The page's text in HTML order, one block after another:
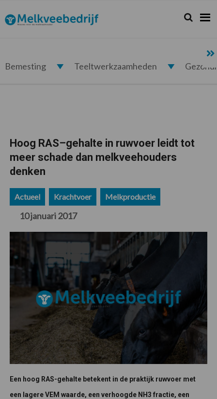
de
hoofdnavigatie
de
hoofd
de
eerste
de
voettekst
Melkveebedrijf.nl Zoeken...
Zoek
Bemesting Teeltwerkzaamheden
Hoog RAS–gehalte in ruwvoer leidt tot
meer schade dan melkveehouders
denken
Actueel Krachtvoer Melkproductie
10 januari 2017
Een hoog RAS-gehalte betekent in de praktijk ruwvoer met
een lagere VEM waarde, een verhoogde NH3 fractie, een